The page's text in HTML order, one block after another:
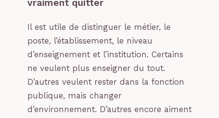
vraiment quitter
Il est utile de distinguer le métier, le
poste, l’établissement, le niveau
d’enseignement et l’institution. Certains
ne veulent plus enseigner du tout.
D’autres veulent rester dans la fonction
publique, mais changer
d’environnement. D’autres encore aiment